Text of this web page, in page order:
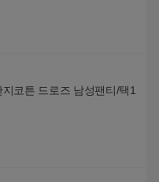
코튼 드로즈 남성팬티/택1